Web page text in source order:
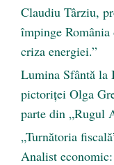
Claudiu Târziu,
împinge
criza energiei.”
Lumina Sfântă la
pictoriței Olga
parte din „Rugul
„Turnătoria
Analist